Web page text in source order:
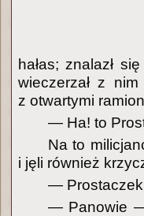
hałas; znalazł
wieczerzał z
z otwartymi
— Ha! to
Na to
i jęli również
—
— Panowie